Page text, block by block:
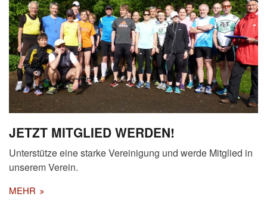
JETZT MITGLIED WERDEN!
Unterstütze eine starke Vereinigung und werde Mitglied in
unserem Verein.
MEHR